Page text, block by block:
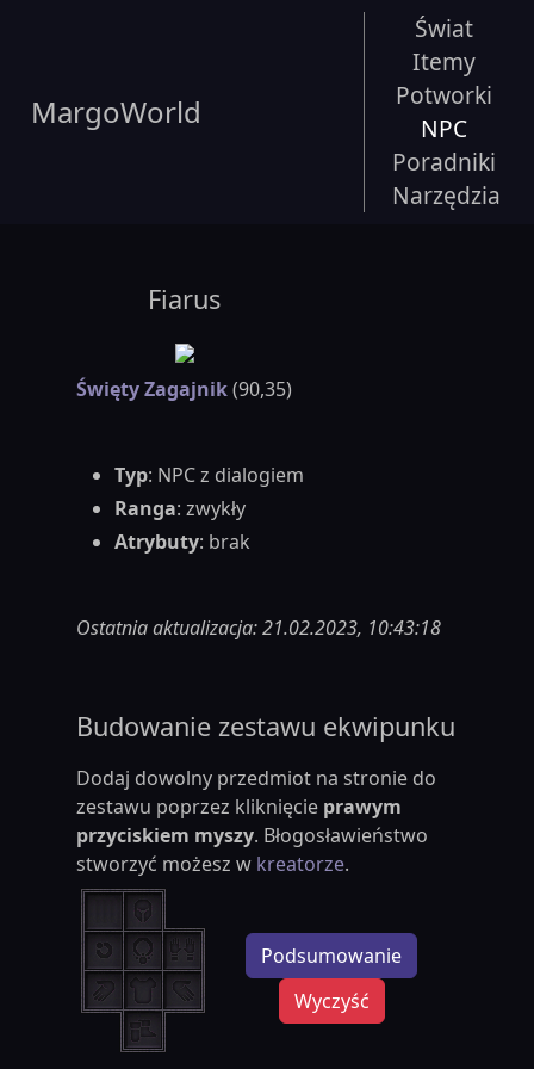
MargoWorld
Świat
Itemy
Potworki
NPC
Poradniki
Narzędzia
Fiarus
Święty Zagajnik(90,35)
Typ: NPC z dialogiem
Ranga: zwykły
Atrybuty: brak
Ostatnia aktualizacja: 21.02.2023, 10:43:18
Budowanie zestawu ekwipunku
Dodaj dowolny przedmiot na stronie do
zestawu poprzez kliknięcie prawym
przyciskiem myszy. Błogosławieństwo
stworzyć możesz w kreatorze.
Podsumowanie
Wyczyść